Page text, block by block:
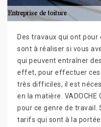
Des travaux qui ont
sont à réaliser si vous
qui peuvent entraîner
effet, pour effectuer
très difficiles, il est
en la matière.
pour ce genre de travail.
tarifs qui sont à la